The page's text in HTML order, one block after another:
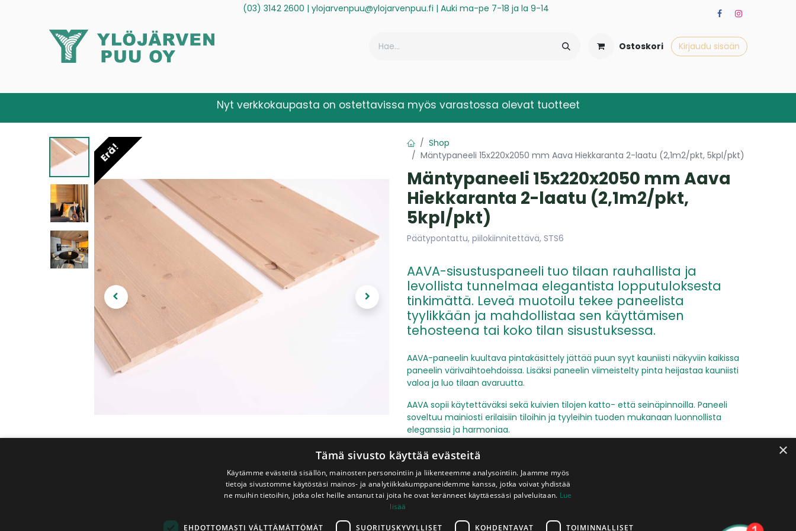
(03) 3142 2600 | ylojarvenpuu@ylojarvenpuu.fi | Auki ma-pe 7-18 ja la 9-14
Ostoskori Kirjaudu sisään
Nyt verkkokaupasta on ostettavissa myös varastossa olevat tuotteet
Erä!
Shop
Mäntypaneeli 15x220x2050 mm Aava Hiekkaranta 2-laatu (2,1m2/pkt, 5kpl/pkt)
Mäntypaneeli 15x220x2050 mm Aava
Hiekkaranta 2-laatu (2,1m2/pkt,
5kpl/pkt)
Päätypontattu, piilokiinnitettävä, STS6
AAVA-sisustuspaneeli tuo tilaan rauhallista ja
levollista tunnelmaa elegantista lopputuloksesta
tinkimättä. Leveä muotoilu tekee paneelista
tyylikkään ja mahdollistaa sen käyttämisen
tehosteena tai koko tilan sisustuksessa.​
AAVA-paneelin kuultava pintakäsittely jättää puun syyt kauniisti näkyviin kaikissa
paneelin värivaihtoehdoissa. Lisäksi paneelin viimeistelty pinta heijastaa kauniisti
valoa ja luo tilaan avaruutta.
AAVA sopii käytettäväksi sekä kuivien tilojen katto- että seinäpinnoilla. Paneeli
soveltuu mainiosti erilaisiin tiloihin ja tyyleihin tuoden mukanaan luonnollista
eleganssia ja harmoniaa.
Tyypillisimmät virheet II-laadun paneeleissa liittyy oksiin (lohkeamat, reiät),
Paneelit myydään paketeittain. 2-laadun tuotteilla ei ole vaihto- eikä
palautusoikeutta.
Hyötyleveys: 205 mm
×
Tämä sivusto käyttää evästeitä
Käytämme evästeitä sisällön, mainosten personointiin ja liikenteemme analysointiin. Jaamme myös
tietoja sivustomme käytöstäsi mainos- ja analytiikkakumppaneidemme kanssa, jotka voivat yhdistää
ne muihin tietoihin, jotka olet heille antanut tai joita he ovat keränneet käyttäessäsi palveluitaan. Lue
lisää
EHDOTTOMASTI VÄLTTÄMÄTTÖMÄT SUORITUSKYVYLLISET KOHDENTAVAT TOIMINNALLISET